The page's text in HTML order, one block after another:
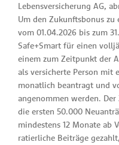
Lebensversicherung AG,
Um den Zukunftsbonus
vom 01.04.2026 bis zum
Safe+Smart für einen
einem zum Zeitpunkt der
als versicherte Person mit
monatlich beantragt und
angenommen werden.
die ersten 50.000
mindestens 12 Monate ab
ratierliche Beiträge